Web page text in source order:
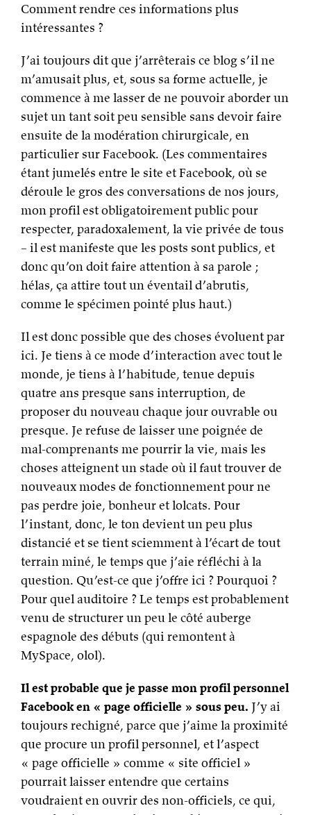
Comment rendre ces informations plus
intéressantes ?
J’ai toujours dit que j’arrêterais ce blog s’il ne
m’amusait plus, et, sous sa forme actuelle, je
commence à me lasser de ne pouvoir aborder un
sujet un tant soit peu sensible sans devoir faire
ensuite de la modération chirurgicale, en
particulier sur Facebook. (Les commentaires
étant jumelés entre le site et Facebook, où se
déroule le gros des conversations de nos jours,
mon profil est obligatoirement public pour
respecter, paradoxalement, la vie privée de tous
– il est manifeste que les posts sont publics, et
donc qu’on doit faire attention à sa parole ;
hélas, ça attire tout un éventail d’abrutis,
comme le spécimen pointé plus haut.)
Il est donc possible que des choses évoluent par
ici. Je tiens à ce mode d’interaction avec tout le
monde, je tiens à l’habitude, tenue depuis
quatre ans presque sans interruption, de
proposer du nouveau chaque jour ouvrable ou
presque. Je refuse de laisser une poignée de
mal-comprenants me pourrir la vie, mais les
choses atteignent un stade où il faut trouver de
nouveaux modes de fonctionnement pour ne
pas perdre joie, bonheur et lolcats. Pour
l’instant, donc, le ton devient un peu plus
distancié et se tient sciemment à l’écart de tout
terrain miné, le temps que j’aie réfléchi à la
question. Qu’est-ce que j’offre ici ? Pourquoi ?
Pour quel auditoire ? Le temps est probablement
venu de structurer un peu le côté auberge
espagnole des débuts (qui remontent à
MySpace, olol).
Il est probable que je passe mon profil personnel
Facebook en « page officielle » sous peu. J’y ai
toujours rechigné, parce que j’aime la proximité
que procure un profil personnel, et l’aspect
« page officielle » comme « site officiel »
pourrait laisser entendre que certains
voudraient en ouvrir des non-officiels, ce qui,